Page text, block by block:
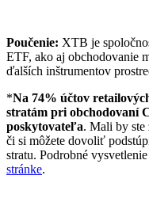
Poučenie: XTB je
ETF, ako aj obchodovanie
ďalších inštrumentov
*Na 74% účtov
stratám pri obchodovaní
poskytovateľa. Mali by ste
či si môžete dovoliť
stratu. Podrobné
stránke.